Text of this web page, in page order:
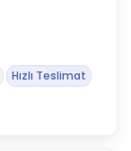
Hızlı Teslimat